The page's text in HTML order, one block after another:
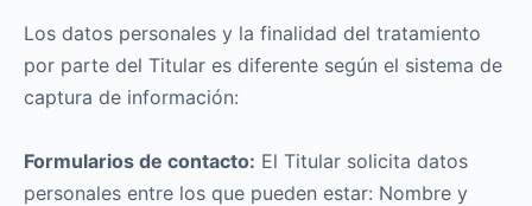
Los datos personales y la finalidad del tratamiento
por parte del Titular es diferente según el sistema de
captura de información:
Formularios de contacto: El Titular solicita datos
personales entre los que pueden estar: Nombre y